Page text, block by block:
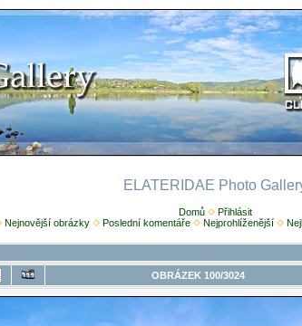
ELATERIDAE Photo
Domů
Přihlásit
Nejnovější obrázky Poslední komentáře Nejprohlíženější
OBRÁZEK 100/3024